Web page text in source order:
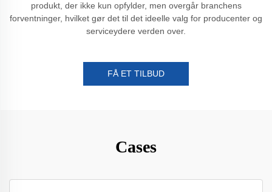
produkt, der ikke kun opfylder, men overgår branchens
forventninger, hvilket gør det til det ideelle valg for producenter og
serviceydere verden over.
FÅ ET TILBUD
Cases